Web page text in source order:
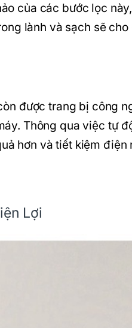
của các bước lọc
lành và sạch sẽ
được trang bị công
Thông qua việc tự
hơn và tiết kiệm điện
Lợi